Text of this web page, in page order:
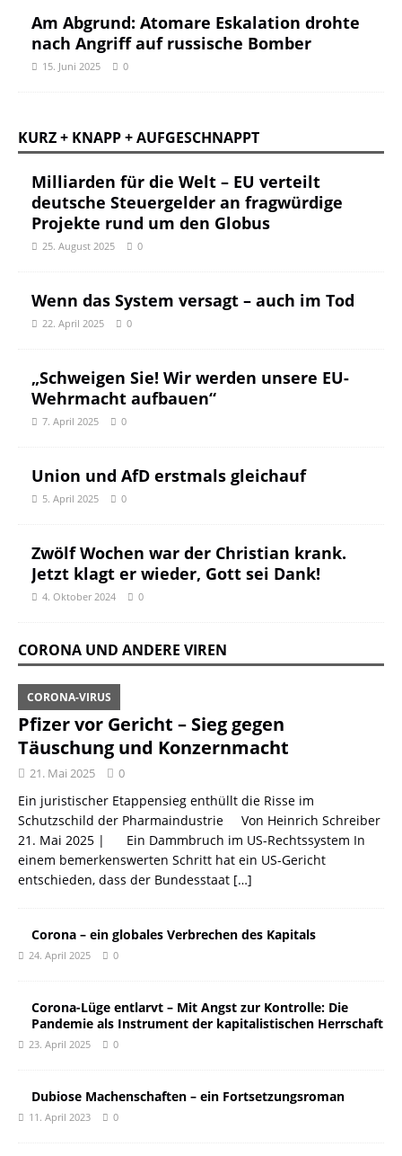
Am Abgrund: Atomare Eskalation drohte
nach Angriff auf russische Bomber
15. Juni 2025 0
KURZ + KNAPP + AUFGESCHNAPPT
Milliarden für die Welt – EU verteilt
deutsche Steuergelder an fragwürdige
Projekte rund um den Globus
25. August 2025 0
Wenn das System versagt – auch im Tod
22. April 2025 0
„Schweigen Sie! Wir werden unsere EU-
Wehrmacht aufbauen“
7. April 2025 0
Union und AfD erstmals gleichauf
5. April 2025 0
Zwölf Wochen war der Christian krank.
Jetzt klagt er wieder, Gott sei Dank!
4. Oktober 2024 0
CORONA UND ANDERE VIREN
Pfizer vor Gericht – Sieg gegen
Täuschung und Konzernmacht
CORONA-VIRUS
21. Mai 2025 0
Ein juristischer Etappensieg enthüllt die Risse im
Schutzschild der Pharmaindustrie Von Heinrich Schreiber
21. Mai 2025 | Ein Dammbruch im US-Rechtssystem In
einem bemerkenswerten Schritt hat ein US-Gericht
entschieden, dass der Bundesstaat […]
Corona – ein globales Verbrechen des Kapitals
24. April 2025 0
Corona-Lüge entlarvt – Mit Angst zur Kontrolle: Die
Pandemie als Instrument der kapitalistischen Herrschaft
23. April 2025 0
Dubiose Machenschaften – ein Fortsetzungsroman
11. April 2023 0